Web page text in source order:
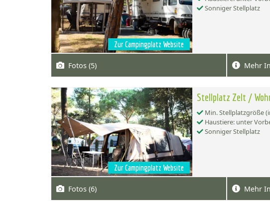
Zur Campingplatz Website
Sonniger Stellplatz
Fotos (5) Mehr
Zur Campingplatz Website
Stellplatz Zelt /
Min. Stellplatzgröße
Haustiere: unter
Sonniger Stellplatz
Fotos (6) Mehr